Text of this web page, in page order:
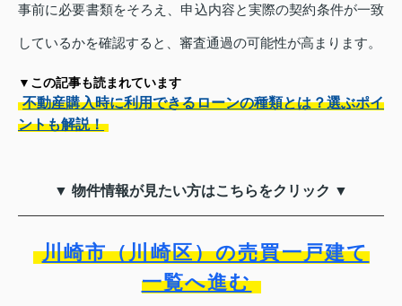
事前に必要書類をそろえ、申込内容と実際の契約条件が一致
しているかを確認すると、審査通過の可能性が高まります。
▼この記事も読まれています
不動産購入時に利用できるローンの種類とは？選ぶポイ
ントも解説！
▼ 物件情報が見たい方はこちらをクリック ▼
川崎市（川崎区）の売買一戸建て
一覧へ進む